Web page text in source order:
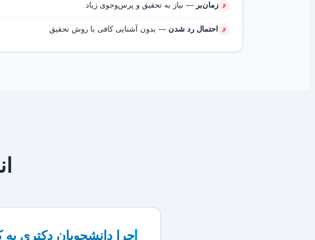
✗ زمان‌بر — نیاز به تحقیق و پرس‌وجوی زیاد
✗ احتمال رد شدن — بدون آشنایی کافی با روش تحقیق
چرا دانشجویان دکتری به